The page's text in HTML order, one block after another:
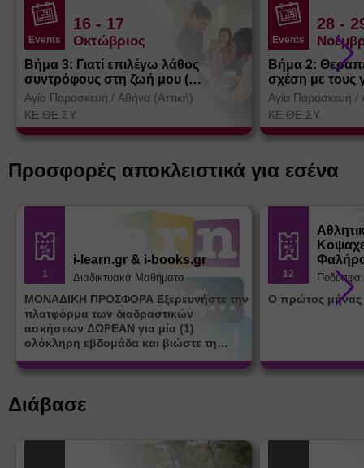
Events
16 - 17
Οκτώβριος
Βήμα 3: Γιατί επιλέγω λάθος
συντρόφους στη ζωή μου (
Θεσσαλονίκη)
Αγία Παρασκευή / Αθήνα (Αττική)
ΚΕ.ΘΕ.ΣΥ.
Events
28 -
Βήμα 2:
σχέση με τους
Αγία Παρασκευή /
ΚΕ.ΘΕ.ΣΥ.
Προσφορές αποκλειστικά για εσένα
1
i-learn.gr & i-books.gr
Διαδικτυακά Μαθήματα
ΜΟΝΑΔΙΚΗ ΠΡΟΣΦΟΡΑ Εξερευνήστε την
πλατφόρμα των διαδραστικών
ασκήσεων ΔΩΡΕΑΝ για μία (1)
ολόκληρη εβδομάδα και βιώστε τη
learn.gr* * Αφορά νέες εγγραφές
12
Ο πρώτος
Διάβασε